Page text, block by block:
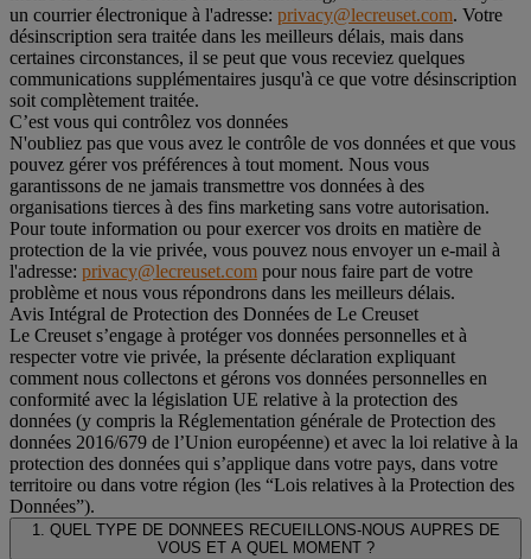
un courrier électronique à l'adresse: privacy@lecreuset.com. Votre
désinscription sera traitée dans les meilleurs délais, mais dans
certaines circonstances, il se peut que vous receviez quelques
communications supplémentaires jusqu'à ce que votre désinscription
soit complètement traitée.
C’est vous qui contrôlez vos données
N'oubliez pas que vous avez le contrôle de vos données et que vous
pouvez gérer vos préférences à tout moment. Nous vous
garantissons de ne jamais transmettre vos données à des
organisations tierces à des fins marketing sans votre autorisation.
Pour toute information ou pour exercer vos droits en matière de
protection de la vie privée, vous pouvez nous envoyer un e-mail à
l'adresse: privacy@lecreuset.com pour nous faire part de votre
problème et nous vous répondrons dans les meilleurs délais.
Avis Intégral de Protection des Données de Le Creuset
Le Creuset s’engage à protéger vos données personnelles et à
respecter votre vie privée, la présente déclaration expliquant
comment nous collectons et gérons vos données personnelles en
conformité avec la législation UE relative à la protection des
données (y compris la Réglementation générale de Protection des
données 2016/679 de l’Union européenne) et avec la loi relative à la
protection des données qui s’applique dans votre pays, dans votre
territoire ou dans votre région (les “Lois relatives à la Protection des
Données”).
1. QUEL TYPE DE DONNEES RECUEILLONS-NOUS AUPRES DE
VOUS ET A QUEL MOMENT ?